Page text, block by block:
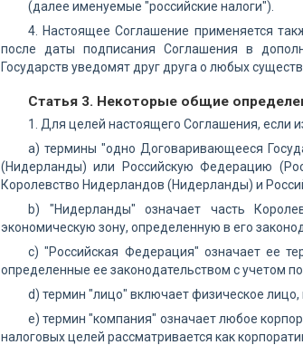
(далее именуемые "российские налоги").
4. Настоящее Соглашение применяется
после даты подписания Соглашения в
Государств уведомят друг друга о любых
Статья 3. Некоторые общие
1. Для целей настоящего Соглашения, если
a) термины "одно Договаривающееся
(Нидерланды) или Российскую Федерацию
Королевство Нидерландов (Нидерланды) и
b) "Нидерланды" означает часть
экономическую зону, определенную в его
c) "Российская Федерация" означает ее
определенные ее законодательством с учетом
d) термин "лицо" включает физическое
e) термин "компания" означает любое
налоговых целей рассматривается как